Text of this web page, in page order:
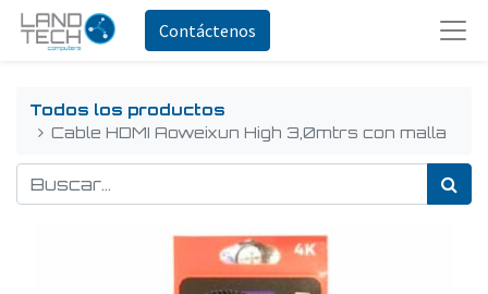
Contáctenos
Todos los productos
Cable HDMI Aoweixun High 3,0mtrs con malla